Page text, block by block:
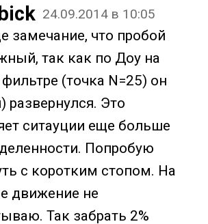
24.09.2014 в 10:05
замечание, что пробой
так как по Доу на
(точка N=25) он
развернулся. Это
ситауции еще больше
Попробую
с коротким стопом. На
движение не
Так забрать 2%